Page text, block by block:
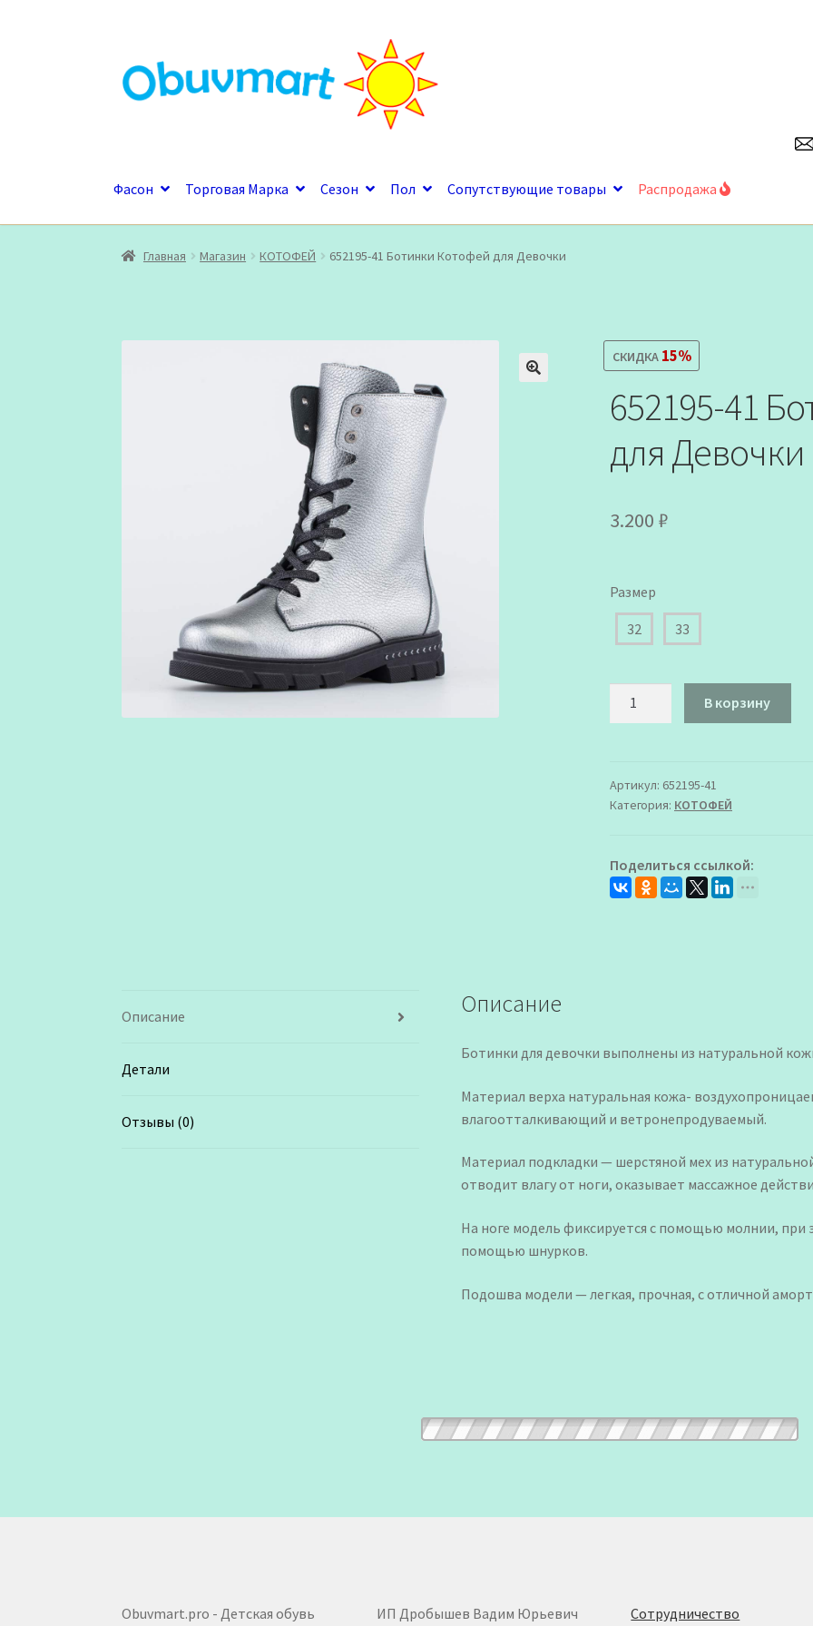
к
навигации
к
содержимому
Фасон Торговая Марка Сезон Пол Сопутствующие товары Распродажа
Главная Магазин КОТОФЕЙ 652195-41 Ботинки Котофей для Девочки
СКИДКА15%
652195-41
для Девочки
3.200 ₽
Размер
32 33
Ботинки
Котофей
В корзину
Артикул: 652195-41
Категория: КОТОФЕЙ
Поделиться ссылкой:
Описание
Детали
Отзывы (0)
Описание
Ботинки для девочки выполнены из натуральной
Материал верха натуральная кожа-
влагоотталкивающий и ветронепродуваемый.
Материал подкладки — шерстяной мех из
отводит влагу от ноги, оказывает массажное
На ноге модель фиксируется с помощью молнии, при
помощью шнурков.
Подошва модели — легкая, прочная, с отличной
Obuvmart.pro - Детская обувь ИП Дробышев Вадим Юрьевич Сотрудничество